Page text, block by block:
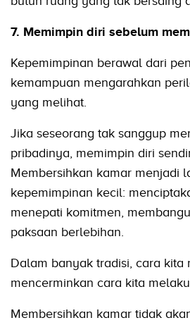
7. Memimpin diri sebelum
Kepemimpinan berawal dari
kemampuan mengarahkan
yang melihat.
Jika seseorang tak sanggup
pribadinya, memimpin diri
Membersihkan kamar menjadi
kepemimpinan kecil:
menepati komitmen,
paksaan berlebihan.
Dalam banyak tradisi, cara kita
mencerminkan cara kita
Membersihkan kamar tidak